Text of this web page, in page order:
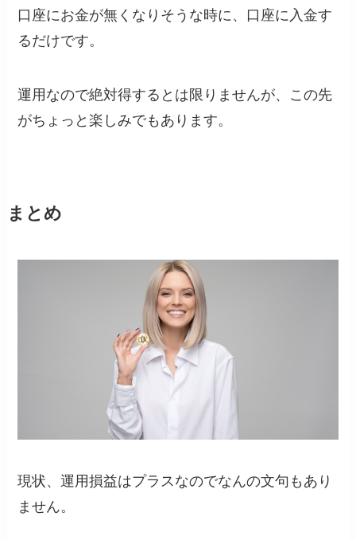
口座にお金が無くなりそうな時に、口座に入金す
るだけです。
運用なので絶対得するとは限りませんが、この先
がちょっと楽しみでもあります。
まとめ
現状、運用損益はプラスなのでなんの文句もあり
ません。